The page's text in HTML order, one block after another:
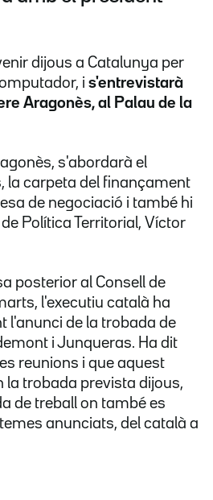
dijous a Catalunya per
i s'entrevistarà
Aragonès, al Palau de la
s'abordarà el
la carpeta del finançament
de negociació i també hi
Política Territorial, Víctor
posterior al Consell de
l'executiu català ha
l'anunci de la trobada de
i Junqueras. Ha dit
reunions i que aquest
la trobada prevista dijous,
de treball on també es
anunciats, del català a